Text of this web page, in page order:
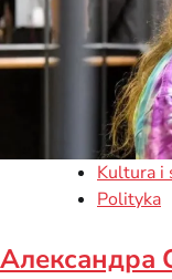
Kultura i
Polityka
Александра